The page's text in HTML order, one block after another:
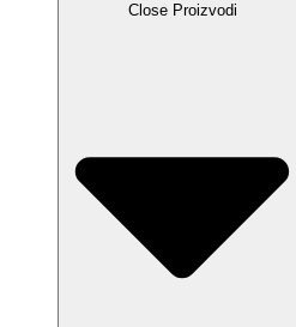
Close Proizvodi